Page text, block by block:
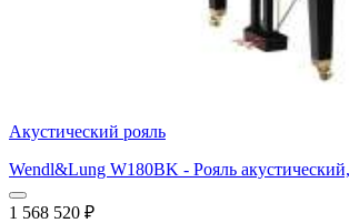
Акустический рояль
Wendl&Lung W180BK - Рояль
1 568 520 ₽